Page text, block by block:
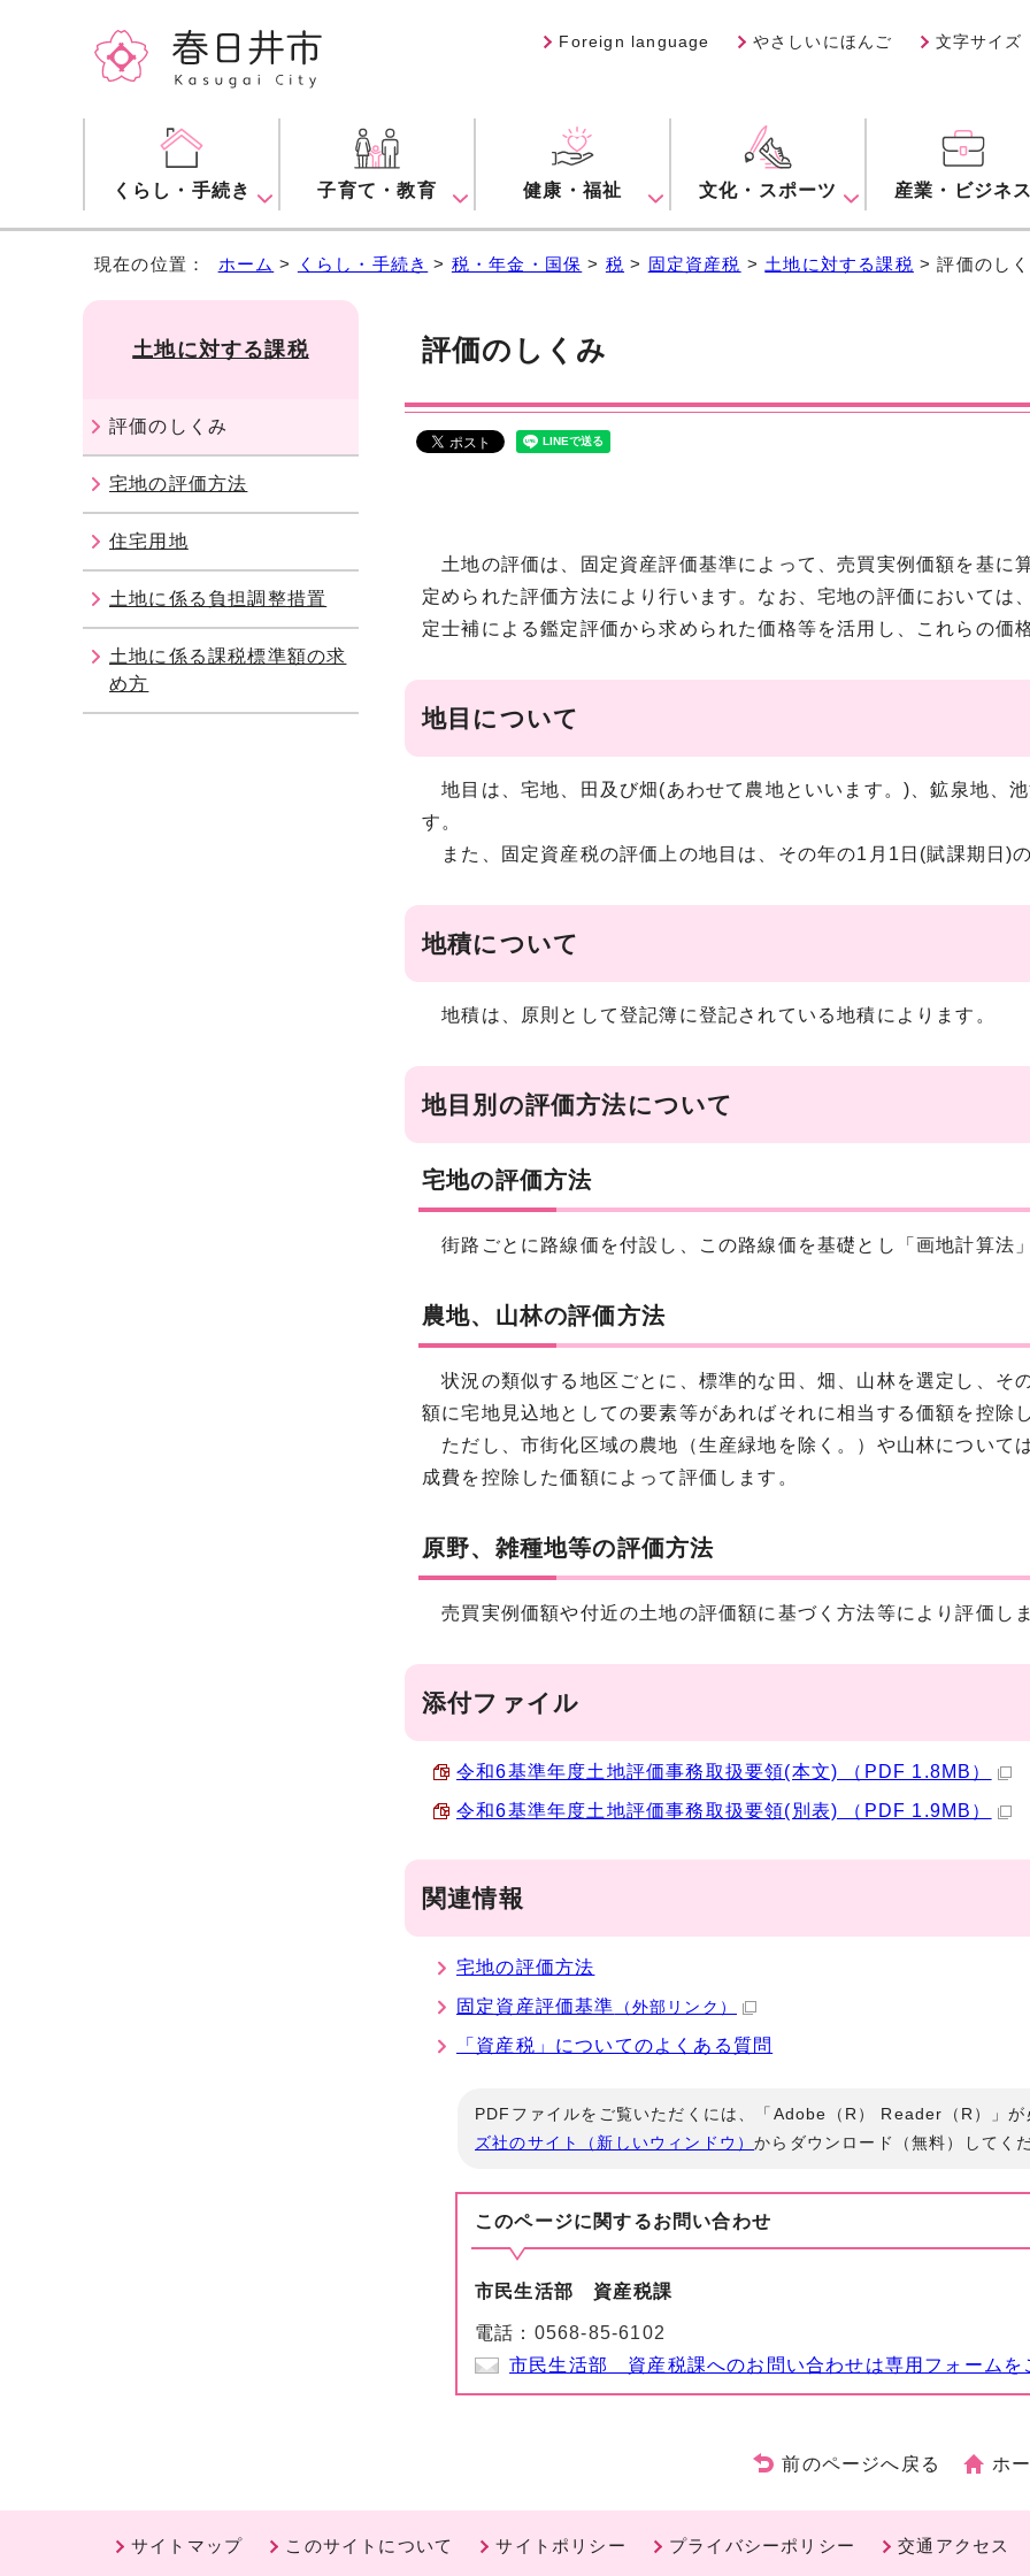
Foreign language やさしいにほんご 文字サイズ
くらし・手続き 子育て・教育 健康・福祉 文化・スポーツ 産業・ビジネ
現在の位置： ホーム > くらし・手続き > 税・年金・国保 > 税 > 固定資産税 > 土地に対する課税 > 評価のし
評価のしくみ
土地の評価は、固定資産評価基準によって、売買実例価額を基に
定められた評価方法により行います。なお、宅地の評価においては
定士補による鑑定評価から求められた価格等を活用し、これらの価
地目について
地目は、宅地、田及び畑(あわせて農地といいます。)、鉱泉地、
す。
また、固定資産税の評価上の地目は、その年の1月1日(賦課期日)
地積について
地積は、原則として登記簿に登記されている地積によります。
地目別の評価方法について
宅地の評価方法
街路ごとに路線価を付設し、この路線価を基礎とし「画地計算法
農地、山林の評価方法
状況の類似する地区ごとに、標準的な田、畑、山林を選定し、そ
額に宅地見込地としての要素等があればそれに相当する価額を控除
ただし、市街化区域の農地（生産緑地を除く。）や山林について
成費を控除した価額によって評価します。
原野、雑種地等の評価方法
売買実例価額や付近の土地の評価額に基づく方法等により評価し
添付ファイル
令和6基準年度土地評価事務取扱要領(本文) （PDF 1.8MB）
令和6基準年度土地評価事務取扱要領(別表) （PDF 1.9MB）
関連情報
宅地の評価方法
固定資産評価基準
（外部リンク）
「資産税」についてのよくある質問
PDFファイルをご覧いただくには、「Adobe（R） Reader（R）」
ズ社のサイト（新しいウィンドウ）からダウンロード（無料）してく
このページに関するお問い合わせ
市民生活部 資産税課
電話： 0568-85-6102
市民生活部 資産税課へのお問い合わせは専用フォームを
土地に対する課税
評価のしくみ
宅地の評価方法
住宅用地
土地に係る負担調整措置
土地に係る課税標準額の求
め方
前のページへ戻る ホ
サイトマップ このサイトについて サイトポリシー プライバシーポリシー 交通アクセス